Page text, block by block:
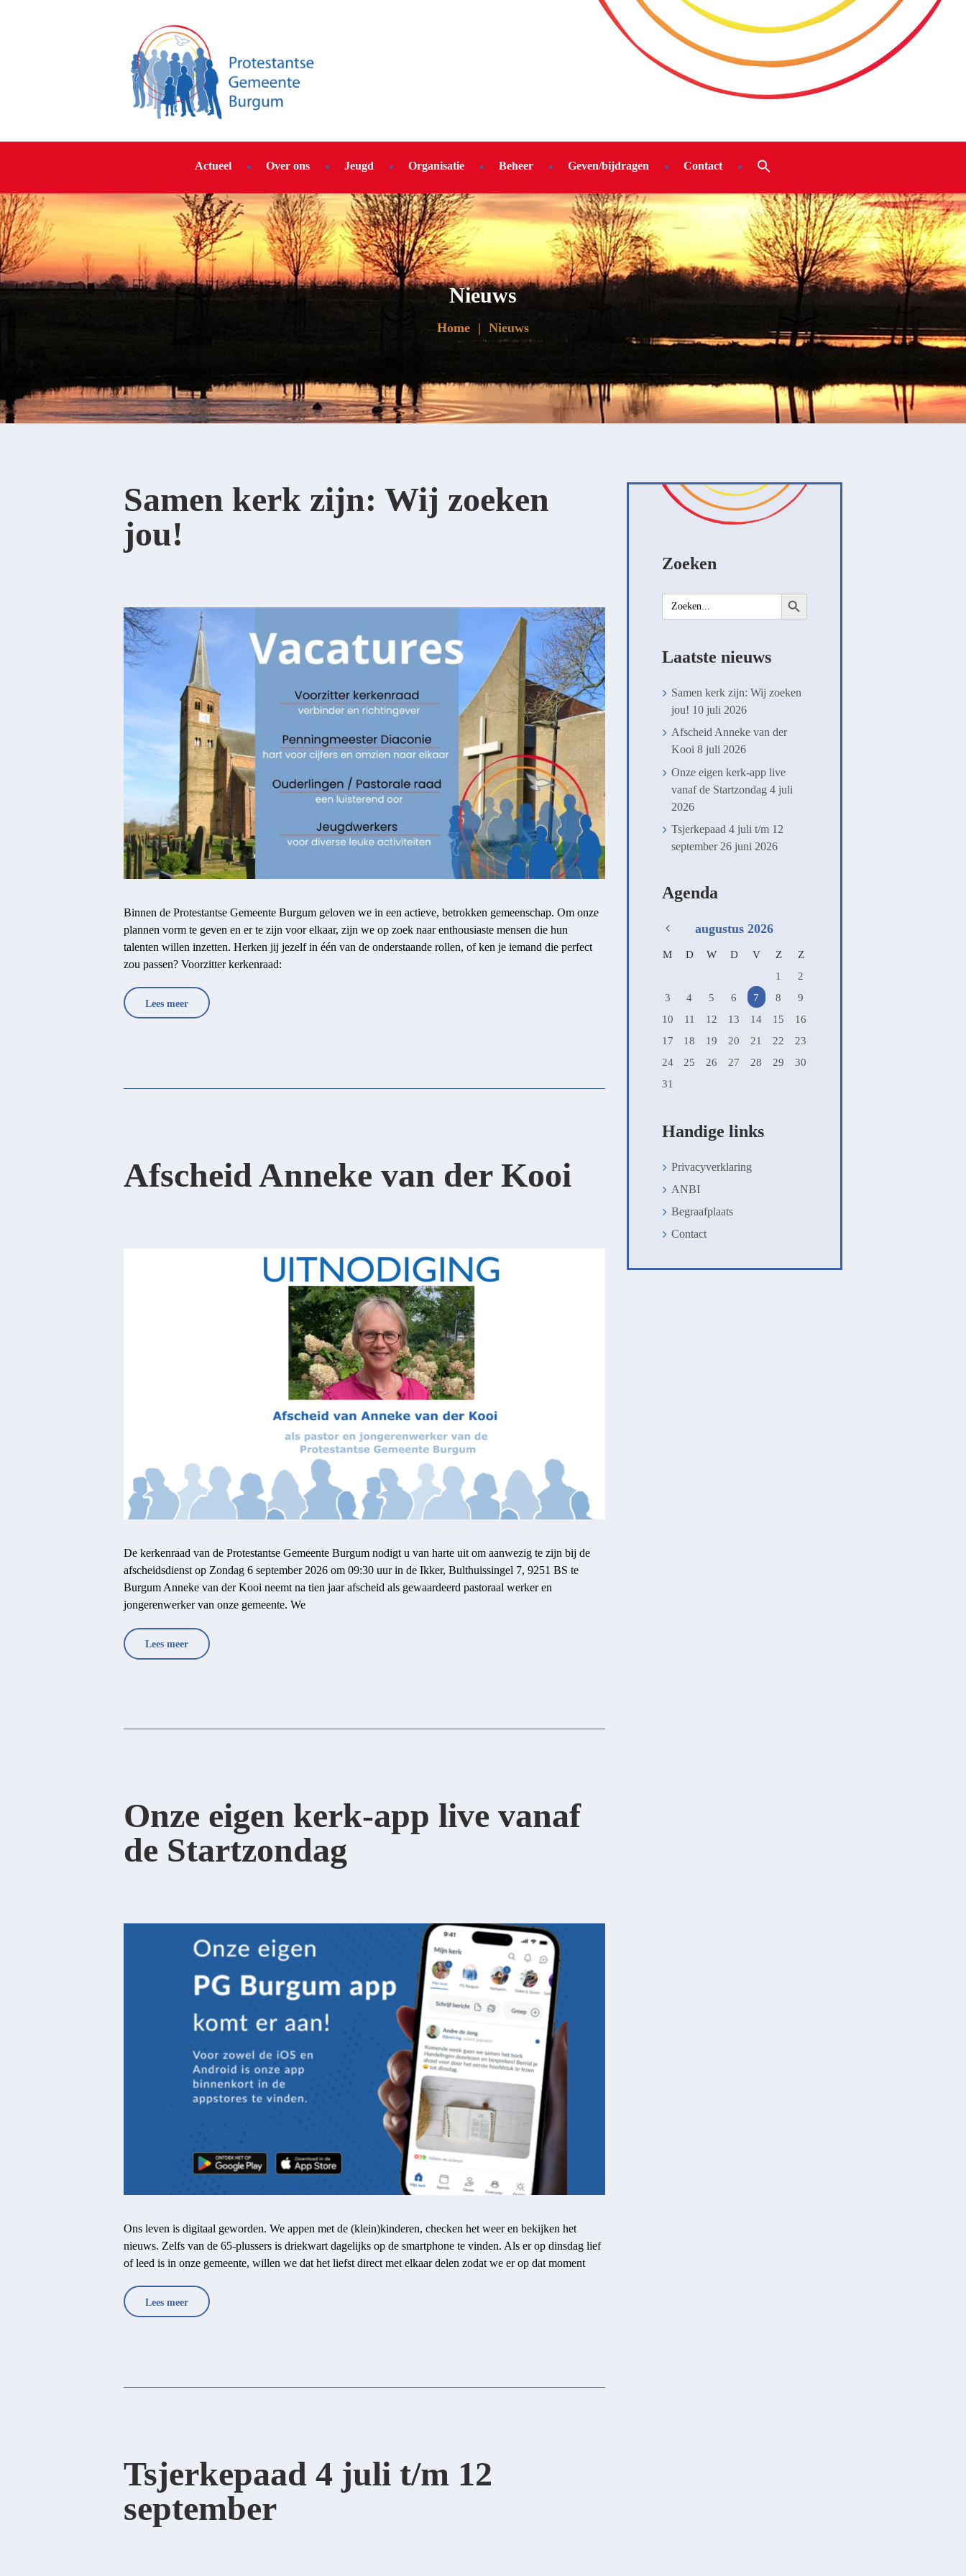
Actueel Over ons Jeugd Organisatie Beheer Geven/bijdragen Contact
Nieuws
Home Nieuws
Samen kerk zijn: Wij zoeken
jou!
Binnen de Protestantse Gemeente Burgum geloven we in een actieve, betrokken gemeenschap. Om onze
plannen vorm te geven en er te zijn voor elkaar, zijn we op zoek naar enthousiaste mensen die hun
talenten willen inzetten. Herken jij jezelf in één van de onderstaande rollen, of ken je iemand die perfect
zou passen? Voorzitter kerkenraad:
Lees meer
Afscheid Anneke van der Kooi
De kerkenraad van de Protestantse Gemeente Burgum nodigt u van harte uit om aanwezig te zijn bij de
afscheidsdienst op Zondag 6 september 2026 om 09:30 uur in de Ikker, Bulthuissingel 7, 9251 BS te
Burgum Anneke van der Kooi neemt na tien jaar afscheid als gewaardeerd pastoraal werker en
jongerenwerker van onze gemeente. We
Lees meer
Onze eigen kerk-app live vanaf
de Startzondag
Ons leven is digitaal geworden. We appen met de (klein)kinderen, checken het weer en bekijken het
nieuws. Zelfs van de 65-plussers is driekwart dagelijks op de smartphone te vinden. Als er op dinsdag lief
of leed is in onze gemeente, willen we dat het liefst direct met elkaar delen zodat we er op dat moment
Lees meer
Tsjerkepaad 4 juli t/m 12
september
Zoeken
naar:
Zoekknop
Laatste nieuws
Samen kerk zijn: Wij zoeken
jou! 10 juli 2026
Afscheid Anneke van der
Kooi 8 juli 2026
Onze eigen kerk-app live
vanaf de Startzondag 4 juli
2026
Tsjerkepaad 4 juli t/m 12
september 26 juni 2026
Agenda
augustus 2026
M D W D V Z
Z
1
2
3
4 5 6 7 8
9
10
11 12 13 14 15
16
17
18 19 20 21 22
23
24
25 26 27 28 29
30
31
Handige links
Privacyverklaring
ANBI
Begraafplaats
Contact